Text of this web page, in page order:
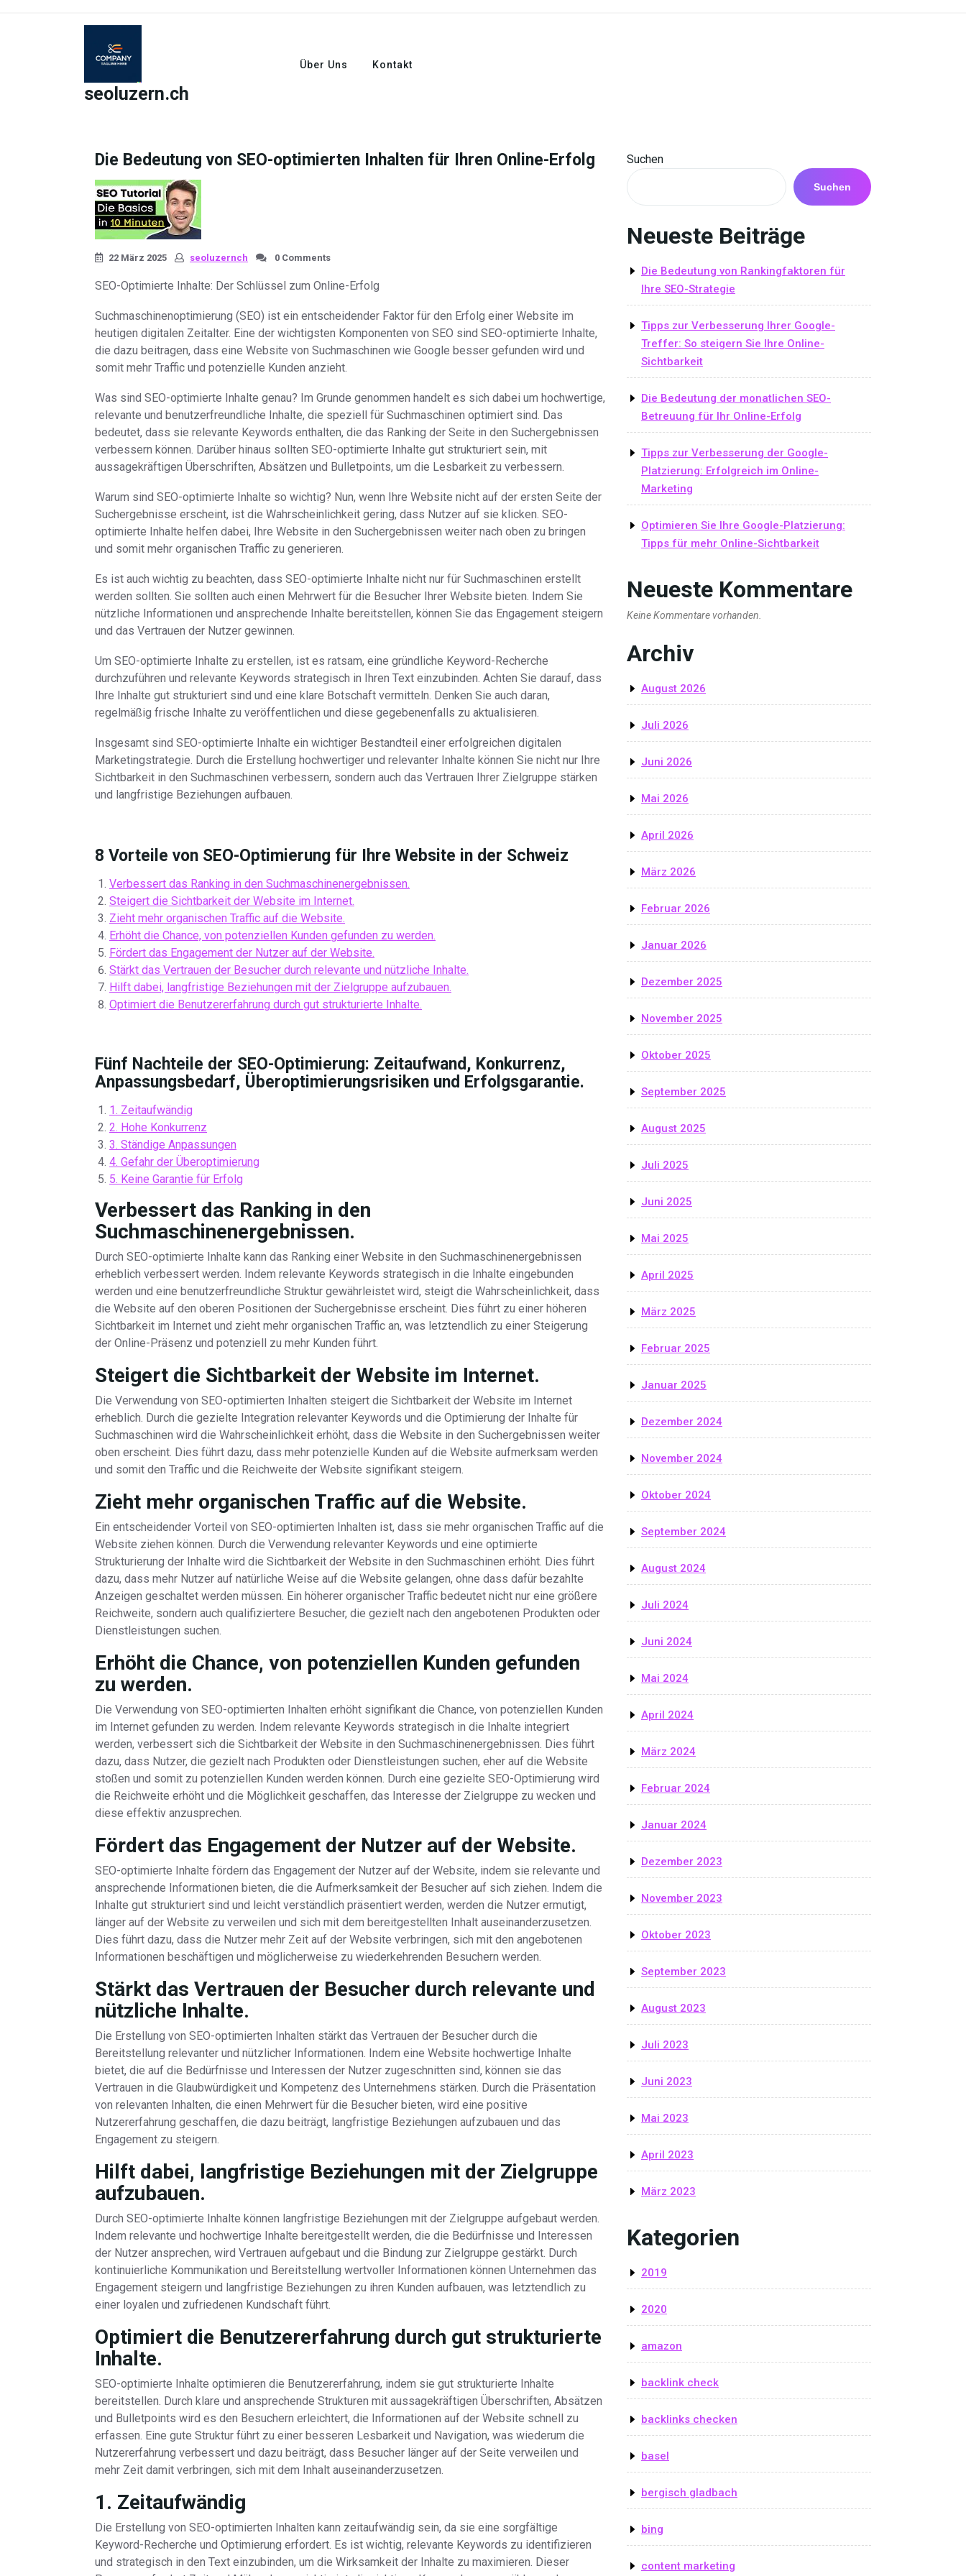
seoluzern.ch
Über Uns Kontakt
Die Bedeutung von SEO-optimierten Inhalten für Ihren Online-Erfolg
22 März 2025 seoluzernch 0 Comments
SEO-Optimierte Inhalte: Der Schlüssel zum Online-Erfolg
Suchmaschinenoptimierung (SEO) ist ein entscheidender Faktor für den Erfolg einer Website im
heutigen digitalen Zeitalter. Eine der wichtigsten Komponenten von SEO sind SEO-optimierte Inhalte,
die dazu beitragen, dass eine Website von Suchmaschinen wie Google besser gefunden wird und
somit mehr Traffic und potenzielle Kunden anzieht.
Was sind SEO-optimierte Inhalte genau? Im Grunde genommen handelt es sich dabei um hochwertige,
relevante und benutzerfreundliche Inhalte, die speziell für Suchmaschinen optimiert sind. Das
bedeutet, dass sie relevante Keywords enthalten, die das Ranking der Seite in den Suchergebnissen
verbessern können. Darüber hinaus sollten SEO-optimierte Inhalte gut strukturiert sein, mit
aussagekräftigen Überschriften, Absätzen und Bulletpoints, um die Lesbarkeit zu verbessern.
Warum sind SEO-optimierte Inhalte so wichtig? Nun, wenn Ihre Website nicht auf der ersten Seite der
Suchergebnisse erscheint, ist die Wahrscheinlichkeit gering, dass Nutzer auf sie klicken. SEO-
optimierte Inhalte helfen dabei, Ihre Website in den Suchergebnissen weiter nach oben zu bringen
und somit mehr organischen Traffic zu generieren.
Es ist auch wichtig zu beachten, dass SEO-optimierte Inhalte nicht nur für Suchmaschinen erstellt
werden sollten. Sie sollten auch einen Mehrwert für die Besucher Ihrer Website bieten. Indem Sie
nützliche Informationen und ansprechende Inhalte bereitstellen, können Sie das Engagement steigern
und das Vertrauen der Nutzer gewinnen.
Um SEO-optimierte Inhalte zu erstellen, ist es ratsam, eine gründliche Keyword-Recherche
durchzuführen und relevante Keywords strategisch in Ihren Text einzubinden. Achten Sie darauf, dass
Ihre Inhalte gut strukturiert sind und eine klare Botschaft vermitteln. Denken Sie auch daran,
regelmäßig frische Inhalte zu veröffentlichen und diese gegebenenfalls zu aktualisieren.
Insgesamt sind SEO-optimierte Inhalte ein wichtiger Bestandteil einer erfolgreichen digitalen
Marketingstrategie. Durch die Erstellung hochwertiger und relevanter Inhalte können Sie nicht nur Ihre
Sichtbarkeit in den Suchmaschinen verbessern, sondern auch das Vertrauen Ihrer Zielgruppe stärken
und langfristige Beziehungen aufbauen.
8 Vorteile von SEO-Optimierung für Ihre Website in der Schweiz
Verbessert das Ranking in den Suchmaschinenergebnissen.
Steigert die Sichtbarkeit der Website im Internet.
Zieht mehr organischen Traffic auf die Website.
Erhöht die Chance, von potenziellen Kunden gefunden zu werden.
Fördert das Engagement der Nutzer auf der Website.
Stärkt das Vertrauen der Besucher durch relevante und nützliche Inhalte.
Hilft dabei, langfristige Beziehungen mit der Zielgruppe aufzubauen.
Optimiert die Benutzererfahrung durch gut strukturierte Inhalte.
Fünf Nachteile der SEO-Optimierung: Zeitaufwand, Konkurrenz,
Anpassungsbedarf, Überoptimierungsrisiken und Erfolgsgarantie.
1. Zeitaufwändig
2. Hohe Konkurrenz
3. Ständige Anpassungen
4. Gefahr der Überoptimierung
5. Keine Garantie für Erfolg
Verbessert das Ranking in den
Suchmaschinenergebnissen.
Durch SEO-optimierte Inhalte kann das Ranking einer Website in den Suchmaschinenergebnissen
erheblich verbessert werden. Indem relevante Keywords strategisch in die Inhalte eingebunden
werden und eine benutzerfreundliche Struktur gewährleistet wird, steigt die Wahrscheinlichkeit, dass
die Website auf den oberen Positionen der Suchergebnisse erscheint. Dies führt zu einer höheren
Sichtbarkeit im Internet und zieht mehr organischen Traffic an, was letztendlich zu einer Steigerung
der Online-Präsenz und potenziell zu mehr Kunden führt.
Steigert die Sichtbarkeit der Website im Internet.
Die Verwendung von SEO-optimierten Inhalten steigert die Sichtbarkeit der Website im Internet
erheblich. Durch die gezielte Integration relevanter Keywords und die Optimierung der Inhalte für
Suchmaschinen wird die Wahrscheinlichkeit erhöht, dass die Website in den Suchergebnissen weiter
oben erscheint. Dies führt dazu, dass mehr potenzielle Kunden auf die Website aufmerksam werden
und somit den Traffic und die Reichweite der Website signifikant steigern.
Zieht mehr organischen Traffic auf die Website.
Ein entscheidender Vorteil von SEO-optimierten Inhalten ist, dass sie mehr organischen Traffic auf die
Website ziehen können. Durch die Verwendung relevanter Keywords und eine optimierte
Strukturierung der Inhalte wird die Sichtbarkeit der Website in den Suchmaschinen erhöht. Dies führt
dazu, dass mehr Nutzer auf natürliche Weise auf die Website gelangen, ohne dass dafür bezahlte
Anzeigen geschaltet werden müssen. Ein höherer organischer Traffic bedeutet nicht nur eine größere
Reichweite, sondern auch qualifiziertere Besucher, die gezielt nach den angebotenen Produkten oder
Dienstleistungen suchen.
Erhöht die Chance, von potenziellen Kunden gefunden
zu werden.
Die Verwendung von SEO-optimierten Inhalten erhöht signifikant die Chance, von potenziellen Kunden
im Internet gefunden zu werden. Indem relevante Keywords strategisch in die Inhalte integriert
werden, verbessert sich die Sichtbarkeit der Website in den Suchmaschinenergebnissen. Dies führt
dazu, dass Nutzer, die gezielt nach Produkten oder Dienstleistungen suchen, eher auf die Website
stoßen und somit zu potenziellen Kunden werden können. Durch eine gezielte SEO-Optimierung wird
die Reichweite erhöht und die Möglichkeit geschaffen, das Interesse der Zielgruppe zu wecken und
diese effektiv anzusprechen.
Fördert das Engagement der Nutzer auf der Website.
SEO-optimierte Inhalte fördern das Engagement der Nutzer auf der Website, indem sie relevante und
ansprechende Informationen bieten, die die Aufmerksamkeit der Besucher auf sich ziehen. Indem die
Inhalte gut strukturiert sind und leicht verständlich präsentiert werden, werden die Nutzer ermutigt,
länger auf der Website zu verweilen und sich mit dem bereitgestellten Inhalt auseinanderzusetzen.
Dies führt dazu, dass die Nutzer mehr Zeit auf der Website verbringen, sich mit den angebotenen
Informationen beschäftigen und möglicherweise zu wiederkehrenden Besuchern werden.
Stärkt das Vertrauen der Besucher durch relevante und
nützliche Inhalte.
Die Erstellung von SEO-optimierten Inhalten stärkt das Vertrauen der Besucher durch die
Bereitstellung relevanter und nützlicher Informationen. Indem eine Website hochwertige Inhalte
bietet, die auf die Bedürfnisse und Interessen der Nutzer zugeschnitten sind, können sie das
Vertrauen in die Glaubwürdigkeit und Kompetenz des Unternehmens stärken. Durch die Präsentation
von relevanten Inhalten, die einen Mehrwert für die Besucher bieten, wird eine positive
Nutzererfahrung geschaffen, die dazu beiträgt, langfristige Beziehungen aufzubauen und das
Engagement zu steigern.
Hilft dabei, langfristige Beziehungen mit der Zielgruppe
aufzubauen.
Durch SEO-optimierte Inhalte können langfristige Beziehungen mit der Zielgruppe aufgebaut werden.
Indem relevante und hochwertige Inhalte bereitgestellt werden, die die Bedürfnisse und Interessen
der Nutzer ansprechen, wird Vertrauen aufgebaut und die Bindung zur Zielgruppe gestärkt. Durch
kontinuierliche Kommunikation und Bereitstellung wertvoller Informationen können Unternehmen das
Engagement steigern und langfristige Beziehungen zu ihren Kunden aufbauen, was letztendlich zu
einer loyalen und zufriedenen Kundschaft führt.
Optimiert die Benutzererfahrung durch gut strukturierte
Inhalte.
SEO-optimierte Inhalte optimieren die Benutzererfahrung, indem sie gut strukturierte Inhalte
bereitstellen. Durch klare und ansprechende Strukturen mit aussagekräftigen Überschriften, Absätzen
und Bulletpoints wird es den Besuchern erleichtert, die Informationen auf der Website schnell zu
erfassen. Eine gute Struktur führt zu einer besseren Lesbarkeit und Navigation, was wiederum die
Nutzererfahrung verbessert und dazu beiträgt, dass Besucher länger auf der Seite verweilen und
mehr Zeit damit verbringen, sich mit dem Inhalt auseinanderzusetzen.
1. Zeitaufwändig
Die Erstellung von SEO-optimierten Inhalten kann zeitaufwändig sein, da sie eine sorgfältige
Keyword-Recherche und Optimierung erfordert. Es ist wichtig, relevante Keywords zu identifizieren
und strategisch in den Text einzubinden, um die Wirksamkeit der Inhalte zu maximieren. Dieser
Suchen
Suchen
Neueste Beiträge
Die Bedeutung von Rankingfaktoren für
Ihre SEO-Strategie
Tipps zur Verbesserung Ihrer Google-
Treffer: So steigern Sie Ihre Online-
Sichtbarkeit
Die Bedeutung der monatlichen SEO-
Betreuung für Ihr Online-Erfolg
Tipps zur Verbesserung der Google-
Platzierung: Erfolgreich im Online-
Marketing
Optimieren Sie Ihre Google-Platzierung:
Tipps für mehr Online-Sichtbarkeit
Neueste Kommentare
Keine Kommentare vorhanden.
Archiv
August 2026
Juli 2026
Juni 2026
Mai 2026
April 2026
März 2026
Februar 2026
Januar 2026
Dezember 2025
November 2025
Oktober 2025
September 2025
August 2025
Juli 2025
Juni 2025
Mai 2025
April 2025
März 2025
Februar 2025
Januar 2025
Dezember 2024
November 2024
Oktober 2024
September 2024
August 2024
Juli 2024
Juni 2024
Mai 2024
April 2024
März 2024
Februar 2024
Januar 2024
Dezember 2023
November 2023
Oktober 2023
September 2023
August 2023
Juli 2023
Juni 2023
Mai 2023
April 2023
März 2023
Kategorien
2019
2020
amazon
backlink check
backlinks checken
basel
bergisch gladbach
bing
content marketing